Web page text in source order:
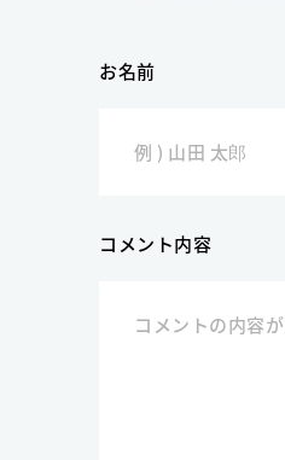
お名前
コメント内容